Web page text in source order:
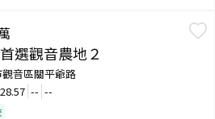
選觀音農地２
音區關平爺路
-- --